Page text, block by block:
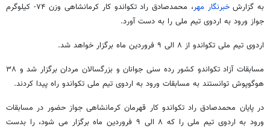
به گزارشخبرنگار مهر
، محمدصادق راد تکواندو کار کرمانشاهی وزن ۷۴- کیلوگرم
جواز ورود به اردوی تیم‌ ملی را به دست آورد.
اردوی تیم ملی تکواندو از ۸ الی ۹ فروردین ماه برگزار خواهد شد.
مسابقات آزاد تکواندو کشور رده سنی جوانان و بزرگسالان مردان برگزار شد و ۳۸
هوگوپوش توانستند به مسابقات ورود به اردوی تیم ملی تکواندو راه پیدا کردند.
در پایان محمدصادق راد تکواندو کار قهرمان کرمانشاهی جواز حضور در مسابقات
ورود به اردوی تیم‌ ملی را که ۸ الی ۹ فروردین ماه برگزار می شود، را بدست